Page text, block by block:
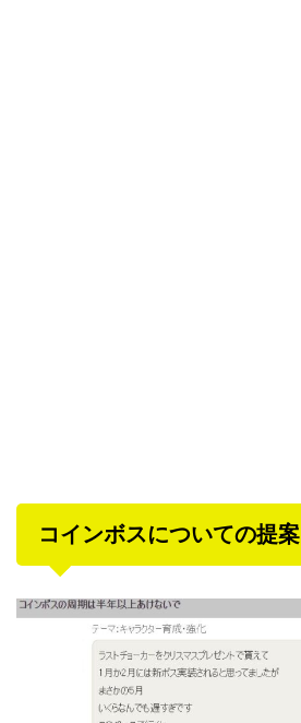
コインボスについての提案